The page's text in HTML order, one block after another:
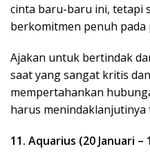
cinta baru-baru ini, tetapi
berkomitmen penuh pada
Ajakan untuk bertindak
saat yang sangat kritis
mempertahankan
harus menindaklanjutinya
11. Aquarius (20 Januari –